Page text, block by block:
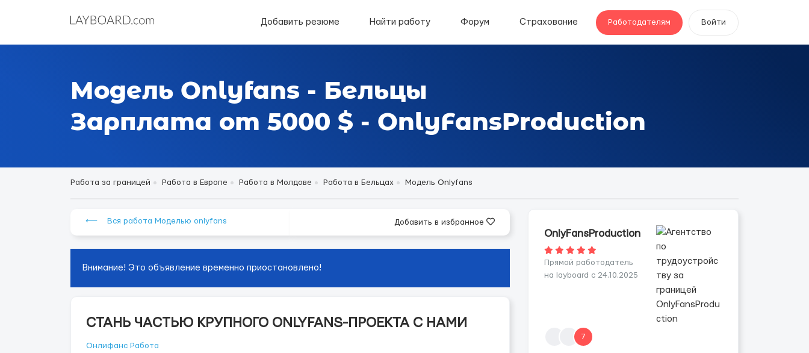
Добавить резюме Найти работу Форум Страхование Работодателям Войти
Модель Onlyfans - Бельцы
Зарплата от 5000 $ - OnlyFansProduction
Работа за границей Работа в Европе Работа в Молдове Работа в Бельцах Модель Onlyfans
⟵ Вся работа Моделью onlyfans Добавить в избранное
Внимание! Это объявление временно приостановлено!
СТАНЬ ЧАСТЬЮ КРУПНОГО ONLYFANS-ПРОЕКТА С НАМИ
Онлифанс Работа
OnlyFansProduction
Прямой работодатель
на layboard с 24.10.2025
7